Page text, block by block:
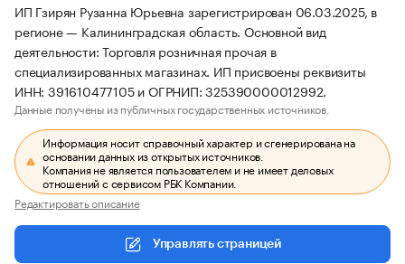
ИП Гзирян Рузанна Юрьевна зарегистрирован 06.03.2025, в
регионе — Калининградская область. Основной вид
деятельности: Торговля розничная прочая в
специализированных магазинах. ИП присвоены реквизиты
ИНН: 391610477105 и ОГРНИП: 325390000012992.
Данные получены из публичных государственных источников.
Информация носит справочный характер и сгенерирована на
основании данных из открытых источников.
Компания не является пользователем и не имеет деловых
отношений с сервисом РБК Компании.
Редактировать описание
Управлять страницей